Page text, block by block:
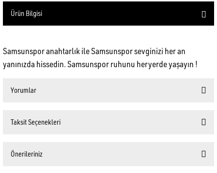
Ürün Bilgisi
Samsunspor anahtarlık ile Samsunspor sevginizi her an
yanınızda hissedin. Samsunspor ruhunu heryerde yaşayın !
Yorumlar
Taksit Seçenekleri
Önerileriniz